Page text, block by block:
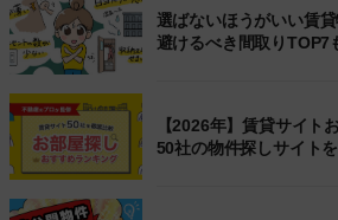
選ばないほうがいい賃
避けるべき間取りTOP7
【2026年】賃貸サイト
50社の物件探しサイト